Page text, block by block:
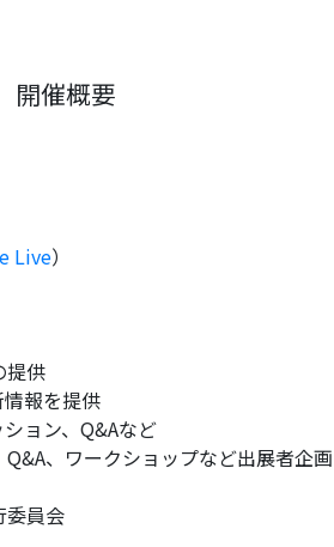
開催概要
Live）
提供
情報を提供
ョン、Q&Aなど
、ワークショップなど出展者企画
委員会